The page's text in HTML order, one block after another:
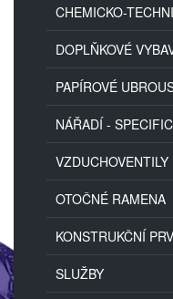
CHEMICKO-
DOPLŇKOVÉ
PAPÍROVÉ
NÁŘADÍ -
VZDUCHOVENTILY
OTOČNÉ RAMENA
KONSTRUKČNÍ
SLUŽBY